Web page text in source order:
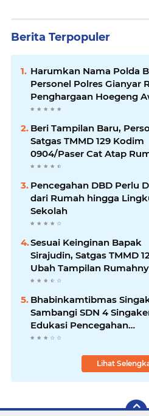
Berita Terpopuler
Harumkan Nama Polda
Personel Polres Gianyar
Penghargaan Hoegeng
2026
Beri Tampilan Baru,
Satgas TMMD 129 Kodim
0904/Paser Cat Atap
Marbot
Pencegahan DBD Perlu
dari Rumah hingga
Sekolah
Sesuai Keinginan Bapak
Sirajudin, Satgas TMMD
Ubah Tampilan
Bhabinkamtibmas
Sambangi SDN 4
Edukasi Pencegahan
Penculikan Anak
Lihat